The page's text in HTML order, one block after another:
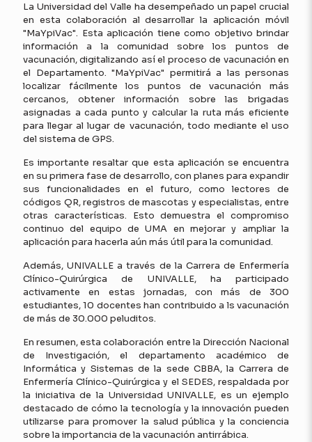
La Universidad del Valle ha desempeñado un papel crucial
en esta colaboración al desarrollar la aplicación móvil
"MaYpiVac". Esta aplicación tiene como objetivo brindar
información a la comunidad sobre los puntos de
vacunación, digitalizando así el proceso de vacunación en
el Departamento. "MaYpiVac" permitirá a las personas
localizar fácilmente los puntos de vacunación más
cercanos, obtener información sobre las brigadas
asignadas a cada punto y calcular la ruta más eficiente
para llegar al lugar de vacunación, todo mediante el uso
del sistema de GPS.
Es importante resaltar que esta aplicación se encuentra
en su primera fase de desarrollo, con planes para expandir
sus funcionalidades en el futuro, como lectores de
códigos QR, registros de mascotas y especialistas, entre
otras características. Esto demuestra el compromiso
continuo del equipo de UMA en mejorar y ampliar la
aplicación para hacerla aún más útil para la comunidad.
Además, UNIVALLE a través de la Carrera de Enfermería
Clínico-Quirúrgica de UNIVALLE, ha participado
activamente en estas jornadas, con más de 300
estudiantes, 10 docentes han contribuido a ls vacunación
de más de 30.000 peluditos.
En resumen, esta colaboración entre la Dirección Nacional
de Investigación, el departamento académico de
Informática y Sistemas de la sede CBBA, la Carrera de
Enfermería Clínico-Quirúrgica y el SEDES, respaldada por
la iniciativa de la Universidad UNIVALLE, es un ejemplo
destacado de cómo la tecnología y la innovación pueden
utilizarse para promover la salud pública y la conciencia
sobre la importancia de la vacunación antirrábica.